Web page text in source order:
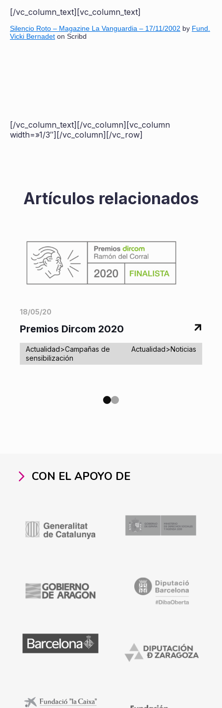
[/vc_column_text][vc_column_text]
Silencio Roto – Magazine La Vanguardia – 17/11/2002 by Fund.
Vicki Bernadet on Scribd
[/vc_column_text][/vc_column][vc_column
width=»1/3″][/vc_column][/vc_row]
Artículos relacionados
18/05/20
Premios Dircom 2020
Actualidad>Campañas de
sensibilización
Actualidad>Noticias
CON EL APOYO DE